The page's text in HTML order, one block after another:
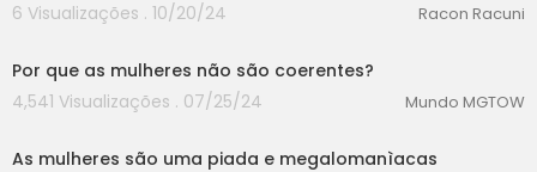
6 Visualizações . 10/20/24
Racon Racuni
Por que as mulheres não são coerentes?
4,541 Visualizações . 07/25/24
Mundo MGTOW
As mulheres são uma piada e megalomanìacas